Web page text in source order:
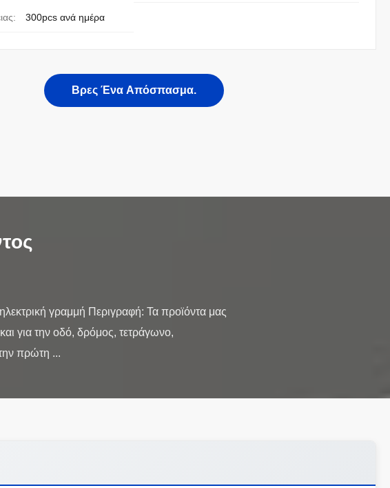
300pcs ανά ημέρα
Βρες Ένα Απόσπασμα.
γραμμή Περιγραφή: Τα προϊόντα μας
για την οδό, δρόμος, τετράγωνο,